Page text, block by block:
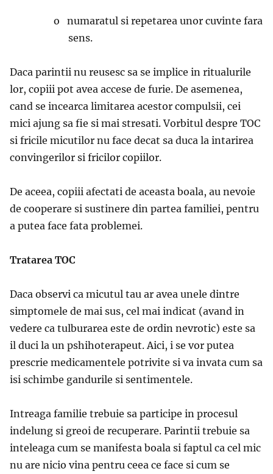
o numaratul si repetarea unor cuvinte fara
sens.
Daca parintii nu reusesc sa se implice in ritualurile
lor, copiii pot avea accese de furie. De asemenea,
cand se incearca limitarea acestor compulsii, cei
mici ajung sa fie si mai stresati. Vorbitul despre TOC
si fricile micutilor nu face decat sa duca la intarirea
convingerilor si fricilor copiilor.
De aceea, copiii afectati de aceasta boala, au nevoie
de cooperare si sustinere din partea familiei, pentru
a putea face fata problemei.
Tratarea TOC
Daca observi ca micutul tau ar avea unele dintre
simptomele de mai sus, cel mai indicat (avand in
vedere ca tulburarea este de ordin nevrotic) este sa
il duci la un pshihoterapeut. Aici, i se vor putea
prescrie medicamentele potrivite si va invata cum sa
isi schimbe gandurile si sentimentele.
Intreaga familie trebuie sa participe in procesul
indelung si greoi de recuperare. Parintii trebuie sa
inteleaga cum se manifesta boala si faptul ca cel mic
nu are nicio vina pentru ceea ce face si cum se